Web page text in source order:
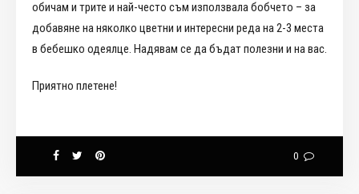
обичам и трите и най-често съм използвала бобчето – за
добавяне на няколко цветни и интересни реда на 2-3 места
в бебешко одеялце. Надявам се да бъдат полезни и на вас.
Приятно плетене!
0